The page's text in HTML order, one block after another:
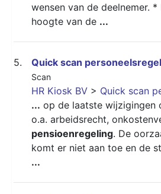
wensen van de deelnemer. *
hoogte van de ...
5. Quick scan
Scan
HR Kiosk BV > Quick scan
... op de laatste wijzigingen
o.a. arbeidsrecht,
pensioenregeling. De
komt er niet aan toe en de
...